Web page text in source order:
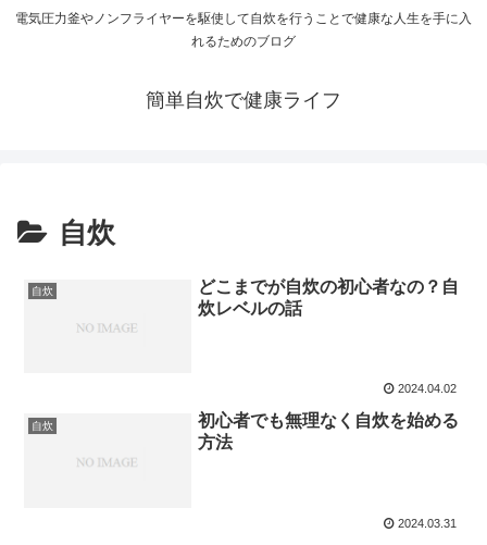
電気圧力釜やノンフライヤーを駆使して自炊を行うことで健康な人生を手に入
れるためのブログ
簡単自炊で健康ライフ
自炊
自炊
どこまでが自炊の初心者なの？自
炊レベルの話
2024.04.02
自炊
初心者でも無理なく自炊を始める
方法
2024.03.31